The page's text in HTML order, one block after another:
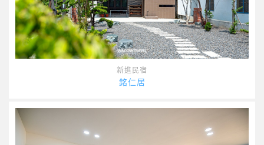
新進民宿
銘仁居